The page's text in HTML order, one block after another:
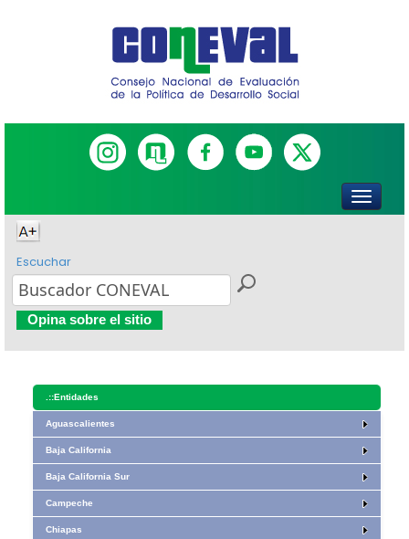
Escuchar
Opina sobre el sitio
.::Entidades
Aguascalientes
Baja California
Baja California Sur
Campeche
Chiapas